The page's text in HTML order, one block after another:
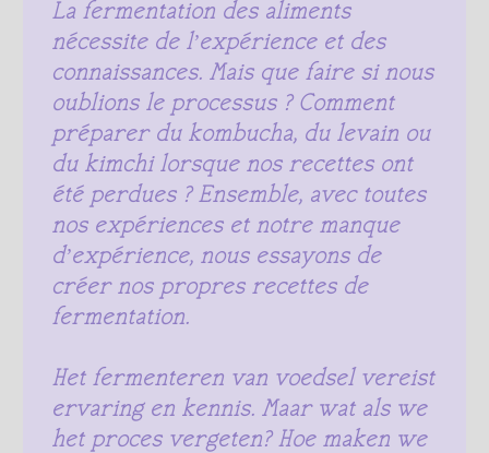
La fermentation des aliments
nécessite de l’expérience et des
connaissances. Mais que faire si nous
oublions le processus ? Comment
préparer du kombucha, du levain ou
du kimchi lorsque nos recettes ont
été perdues ? Ensemble, avec toutes
nos expériences et notre manque
d’expérience, nous essayons de
créer nos propres recettes de
fermentation.
Het fermenteren van voedsel vereist
ervaring en kennis. Maar wat als we
het proces vergeten? Hoe maken we